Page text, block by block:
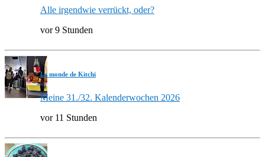
Alle irgendwie verrückt, oder?
vor 9 Stunden
Le monde de Kitchi
Meine 31./32. Kalenderwochen 2026
vor 11 Stunden